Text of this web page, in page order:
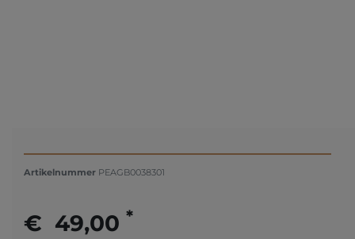
Artikelnummer PEAGB0038301
€ 49,00 *